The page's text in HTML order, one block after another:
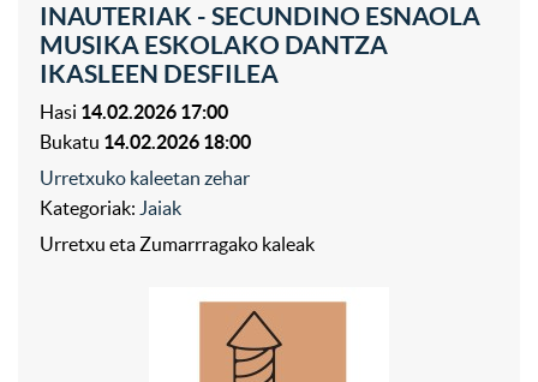
INAUTERIAK - SECUNDINO ESNAOLA
MUSIKA ESKOLAKO DANTZA
IKASLEEN DESFILEA
Hasi 14.02.2026 17:00
Bukatu 14.02.2026 18:00
Urretxuko kaleetan zehar
Kategoriak: Jaiak
Urretxu eta Zumarrragako kaleak